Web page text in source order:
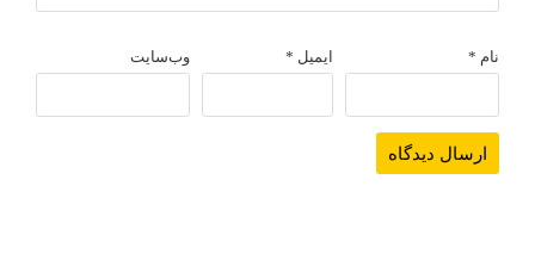
نام * ایمیل * وب‌سایت